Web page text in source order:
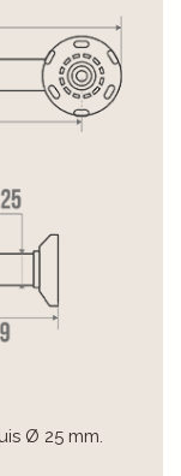
Ø 25 mm.